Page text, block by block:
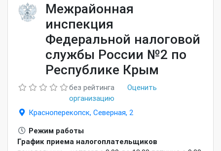
Межрайонная
инспекция
Федеральной налоговой
службы России №2 по
Республике Крым
без рейтинга
Оценить
организацию
Красноперекопск, Северная, 2
Режим работы
График приема налогоплательщиков